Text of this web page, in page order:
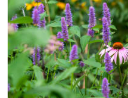
Design
Sledujte prima+
Přihlášení